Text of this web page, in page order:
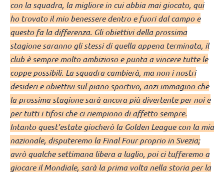
con la squadra, la migliore in cui abbia mai giocato, qui
ho trovato il mio benessere dentro e fuori dal campo e
questo fa la differenza. Gli obiettivi della prossima
stagione saranno gli stessi di quella appena terminata, il
club è sempre molto ambizioso e punta a vincere tutte le
coppe possibili. La squadra cambierà, ma non i nostri
desideri e obiettivi sul piano sportivo, anzi immagino che
la prossima stagione sarà ancora più divertente per noi e
per tutti i tifosi che ci riempiono di affetto sempre.
Intanto quest’estate giocherò la Golden League con la mia
nazionale, disputeremo la Final Four proprio in Svezia;
avrò qualche settimana libera a luglio, poi ci tufferemo a
giocare il Mondiale, sarà la prima volta nella storia per la